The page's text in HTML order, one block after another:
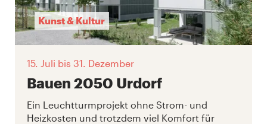
Kunst & Kultur
15. Juli bis 31. Dezember
Bauen 2050 Urdorf
Ein Leuchtturmprojekt ohne Strom- und
Heizkosten und trotzdem viel Komfort für